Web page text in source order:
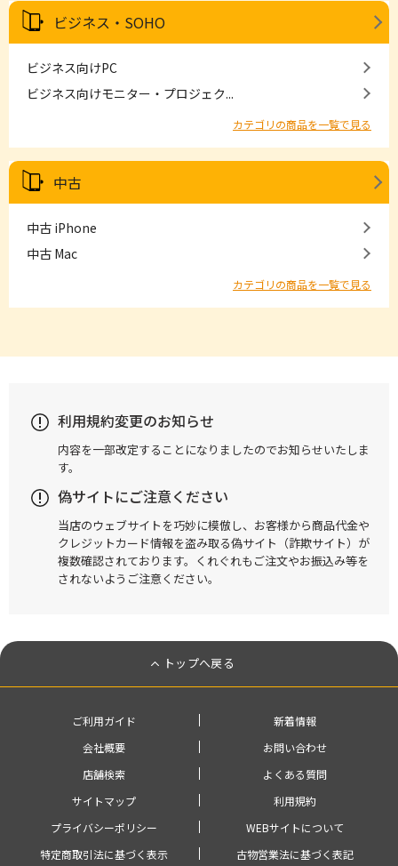
ビジネス・SOHO
ビジネス向けPC
ビジネス向けモニター・プロジェク...
カテゴリの商品を一覧で見る
中古
中古 iPhone
中古 Mac
カテゴリの商品を一覧で見る
利用規約変更のお知らせ
内容を一部改定することになりましたのでお知らせいたしま
す。
偽サイトにご注意ください
当店のウェブサイトを巧妙に模倣し、お客様から商品代金や
クレジットカード情報を盗み取る偽サイト（詐欺サイト）が
複数確認されております。くれぐれもご注文やお振込み等を
されないようご注意ください。
トップへ戻る
ご利用ガイド
新着情報
会社概要
お問い合わせ
店舗検索
よくある質問
サイトマップ
利用規約
プライバシーポリシー
WEBサイトについて
特定商取引法に基づく表示
古物営業法に基づく表記